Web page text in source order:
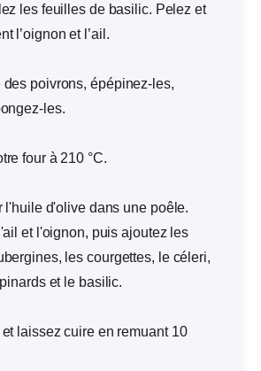
les feuilles de basilic. Pelez et
l’oignon et l’ail.
poivrons, épépinez-les,
les.
four à 210 °C.
l'huile d'olive dans une poêle.
et l'oignon, puis ajoutez les
les courgettes, le céleri,
et le basilic.
laissez cuire en remuant 10